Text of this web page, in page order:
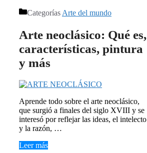
Categorías Arte del mundo
Arte neoclásico: Qué es,
características, pintura
y más
Aprende todo sobre el arte neoclásico,
que surgió a finales del siglo XVIII y se
interesó por reflejar las ideas, el intelecto
y la razón, …
Leer más